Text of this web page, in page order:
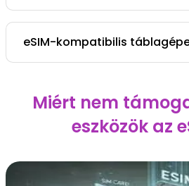
eSIM-kompatibilis
Miért nem
eszközök az